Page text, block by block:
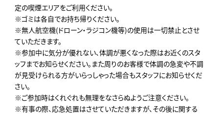
定の喫煙エリアをご利用ください。
※ゴミは各自でお持ち帰りください。
※無人航空機(ドローン・ラジコン機等)の使用は一切禁止とさせ
ていただきます。
※参加中に気分が優れない、体調が悪くなった際はお近くのスタ
ッフまでお知らせください。また周りのお客様で体調の急変や不調
が見受けられる方がいらっしゃった場合もスタッフにお知らせくだ
さい。
※ご参加時はくれぐれも無理をなさらぬようご注意ください。
※有事の際、応急処置はさせていただきますが、その後に関する